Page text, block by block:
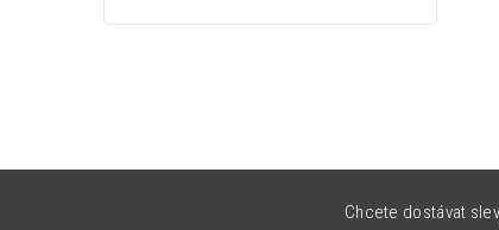
Chcete dostávat